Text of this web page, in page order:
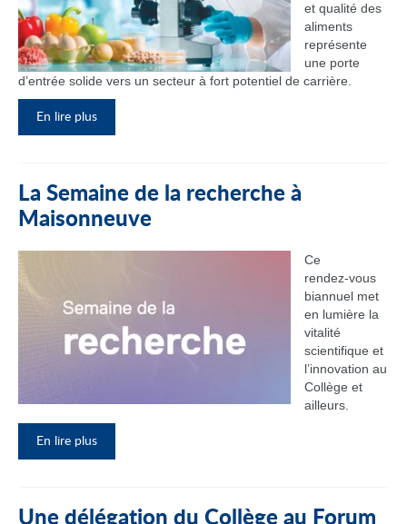
et qualité des
aliments
représente
une porte
d’entrée solide vers un secteur à fort potentiel de carrière.
En lire plus
La Semaine de la recherche à
Maisonneuve
Ce
rendez‑vous
biannuel met
en lumière la
vitalité
scientifique et
l’innovation au
Collège et
ailleurs.
En lire plus
Une délégation du Collège au Forum